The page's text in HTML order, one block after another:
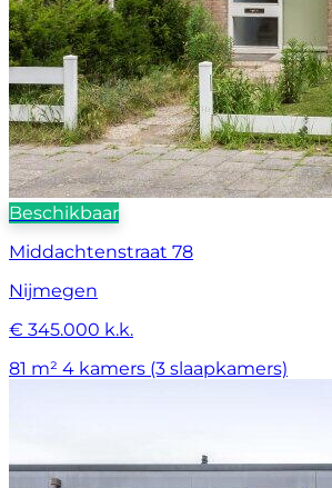
Beschikbaar
Middachtenstraat 78
Nijmegen
€ 345.000 k.k.
81 m² 4 kamers (3 slaapkamers)